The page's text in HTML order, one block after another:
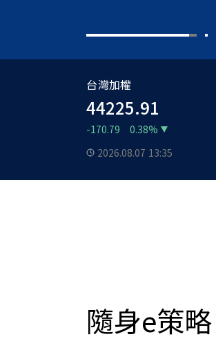
台灣加權
44225.91
-170.790.38%
2026.08.07 13:35
隨身e策略